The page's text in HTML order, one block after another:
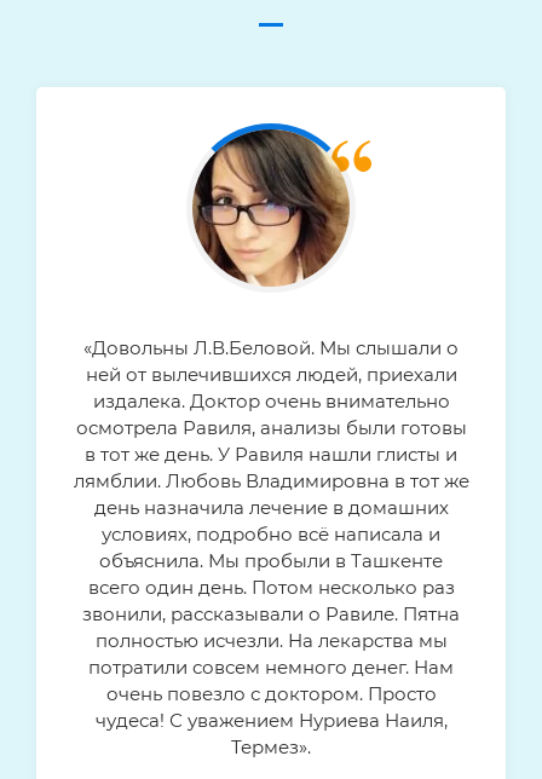
«Довольны Л.В.Беловой. Мы слышали о
ней от вылечившихся людей, приехали
издалека. Доктор очень внимательно
осмотрела Равиля, анализы были готовы
в тот же день. У Равиля нашли глисты и
лямблии. Любовь Владимировна в тот же
день назначила лечение в домашних
условиях, подробно всё написала и
объяснила. Мы пробыли в Ташкенте
всего один день. Потом несколько раз
звонили, рассказывали о Равиле. Пятна
полностью исчезли. На лекарства мы
потратили совсем немного денег. Нам
очень повезло с доктором. Просто
чудеса! С уважением Нуриева Наиля,
Термез».